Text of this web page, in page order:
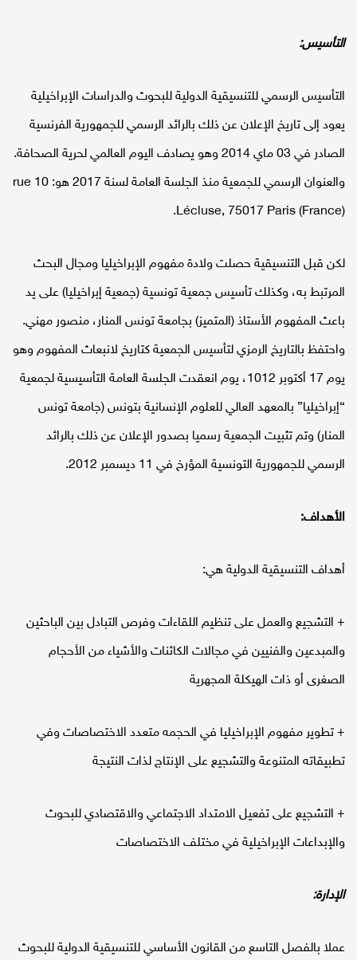
التأسيس:
التأسيس الرسمي للتنسيقية الدولية للبحوث والدراسات الإبراخيلية
يعود إلى تاريخ الإعلان عن ذلك بالرائد الرسمي للجمهورية الفرنسية
الصادر في 03 ماي 2014 وهو يصادف اليوم العالمي لحرية الصحافة.
والعنوان الرسمي للجمعية منذ الجلسة العامة لسنة 2017 هو: 10 rue
Lécluse, 75017 Paris (France).
لكن قبل التنسيقية حصلت ولادة مفهوم الإبراخيليا ومجال البحث
المرتبط به، وكذلك تأسيس جمعية تونسية (جمعية إبراخيليا) على يد
باعث المفهوم الأستاذ (المتميز) بجامعة تونس المنار، منصور مهني.
واحتفظ بالتاريخ الرمزي لتأسيس الجمعية كتاريخ لانبعاث المفهوم وهو
يوم 17 أكتوبر 1012، يوم انعقدت الجلسة العامة التأسيسية لجمعية
“إبراخيليا” بالمعهد العالي للعلوم الإنسانية بتونس (جامعة تونس
المنار) وتم تثبيت الجمعية رسميا بصدور الإعلان عن ذلك بالرائد
الرسمي للجمهورية التونسية المؤرخ في 11 ديسمبر 2012.
الأهداف:
أهداف التنسيقية الدولية هي:
+ التشجيع والعمل على تنظيم اللقاءات وفرص التبادل بين الباحثين
والمبدعين والفنيين في مجالات الكائنات والأشياء من الأحجام
الصغرى أو ذات الهيكلة المجهرية
+ تطوير مفهوم الإبراخيليا في الحجمه متعدد الاختصاصات وفي
تطبيقاته المتنوعة والتشجيع على الإنتاج لذات النتيجة
+ التشجيع على تفعيل الامتداد الاجتماعي والاقتصادي للبحوث
والإبداعات الإبراخيلية في مختلف الاختصاصات
الإدارة:
عملا بالفصل التاسع من القانون الأساسي للتنسيقية الدولية للبحوث